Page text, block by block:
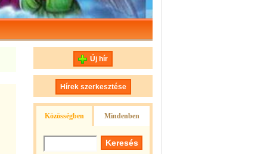
Új hír
Hírek szerkesztése
Közösségben Mindenben